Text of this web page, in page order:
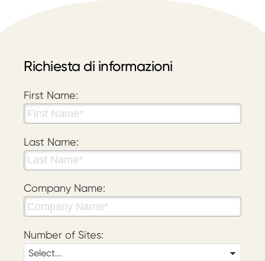
Richiesta di informazioni
First Name:
Last Name:
Company Name:
Number of Sites: